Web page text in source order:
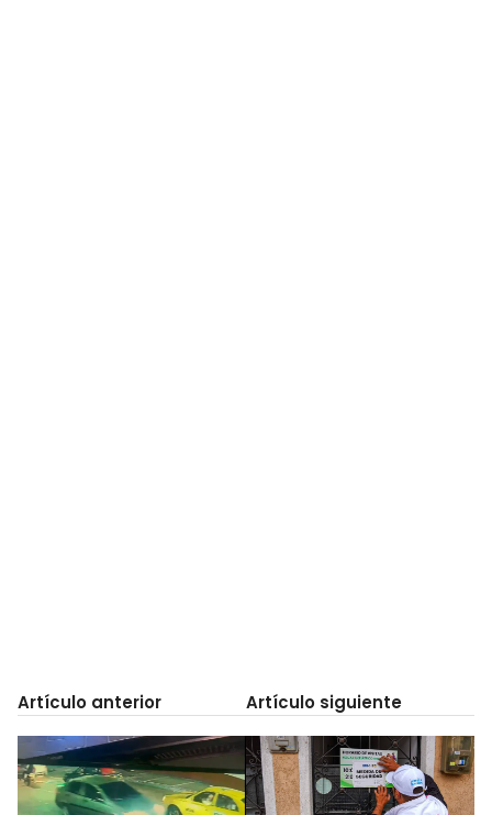
Artículo anterior Artículo siguiente